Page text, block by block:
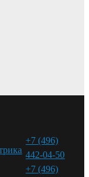
+7 (496)
442-04-50
+7 (496)